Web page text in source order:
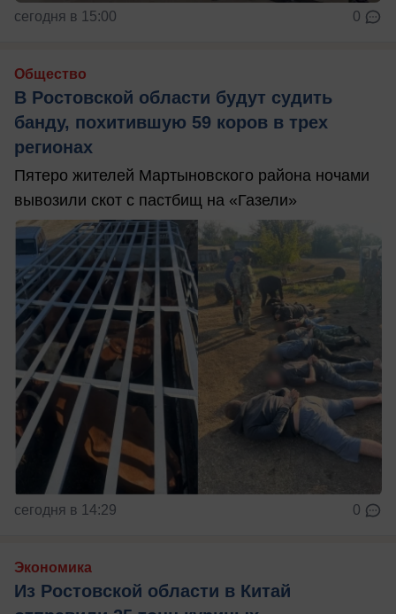
сегодня в 15:00 0
Общество
В Ростовской области будут судить
банду, похитившую 59 коров в трех
регионах
Пятеро жителей Мартыновского района ночами
вывозили скот с пастбищ на «Газели»
сегодня в 14:29 0
Экономика
Из Ростовской области в Китай